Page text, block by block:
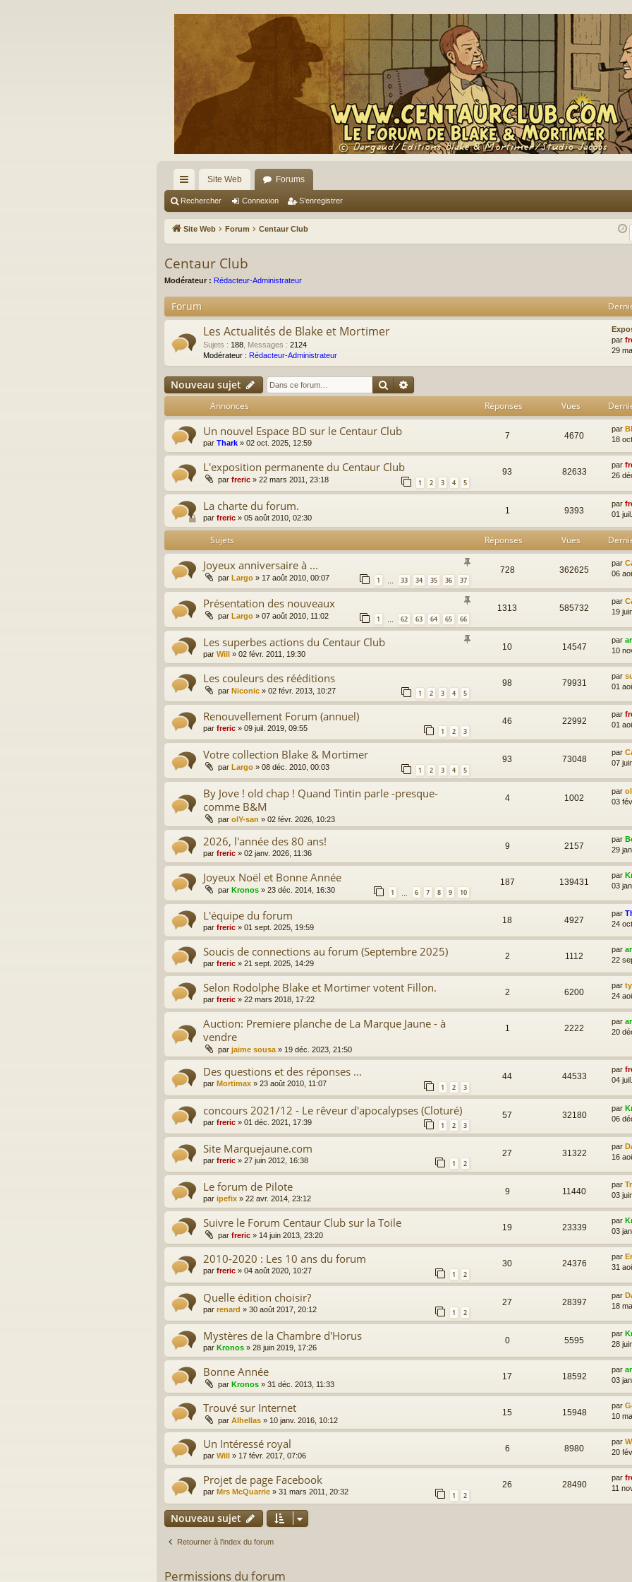
cc
ès
ra
pi
de
Site Web Forums
Rechercher Connexion S’enregistrer
Site Web Forum Centaur Club
Centaur Club
Modérateur : Rédacteur-Administrateur
Forum
Les Actualités de Blake et Mortimer
Sujets : 188, Messages : 2124
Modérateur : Rédacteur-Administrateur
par
29
Nouveau sujet Rechercher
Annonces Réponses Vues
Un nouvel Espace BD sur le Centaur Club
par Thark » 02 oct. 2025, 12:59
7 4670
par
18
L'exposition permanente du Centaur Club
par freric » 22 mars 2011, 23:18 1 2 3 4 5
93 82633
par
26
La charte du forum.
par freric » 05 août 2010, 02:30
1 9393
par
01
Sujets Réponses Vues
Joyeux anniversaire à ...
par Largo » 17 août 2010, 00:07 1 … 33 34 35 36 37
728 362625
par
06
Présentation des nouveaux
par Largo » 07 août 2010, 11:02 1 62 63 64 65 66
1313 585732
par
19
Les superbes actions du Centaur Club
par Will » 02 févr. 2011, 19:30
10 14547
par
10
Les couleurs des rééditions
par Niconic » 02 févr. 2013, 10:27 1 2 3 4 5
98 79931
par
01
Renouvellement Forum (annuel)
par freric » 09 juil. 2019, 09:55 1 2 3
46 22992
par
01
Votre collection Blake & Mortimer
par Largo » 08 déc. 2010, 00:03 1 2 3 4 5
93 73048
par
07
By Jove ! old chap ! Quand Tintin parle -presque-
comme B&M
par olY-san » 02 févr. 2026, 10:23
4 1002
par
03
2026, l'année des 80 ans!
par freric » 02 janv. 2026, 11:36
9 2157
par
29
Joyeux Noël et Bonne Année
par Kronos » 23 déc. 2014, 16:30 1 … 6 7 8 9 10
187 139431
par
03
L'équipe du forum
par freric » 01 sept. 2025, 19:59
18 4927
par
24
Soucis de connections au forum (Septembre 2025)
par freric » 21 sept. 2025, 14:29
2 1112
par
22
Selon Rodolphe Blake et Mortimer votent Fillon.
par freric » 22 mars 2018, 17:22
2 6200
par
24
Auction: Premiere planche de La Marque Jaune - à
vendre
par jaime sousa » 19 déc. 2023, 21:50
1 2222
par
20
Des questions et des réponses ...
par Mortimax » 23 août 2010, 11:07 1 2 3
44 44533
par
04
concours 2021/12 - Le rêveur d'apocalypses (Cloturé)
par freric » 01 déc. 2021, 17:39 1 2 3
57 32180
par
06
Site Marquejaune.com
par freric » 27 juin 2012, 16:38 1 2
27 31322
par
16
Le forum de Pilote
par ipefix » 22 avr. 2014, 23:12
9 11440
par
03
Suivre le Forum Centaur Club sur la Toile
par freric » 14 juin 2013, 23:20
19 23339
par
03
2010-2020 : Les 10 ans du forum
par freric » 04 août 2020, 10:27 1 2
30 24376
par
31
Quelle édition choisir?
par renard » 30 août 2017, 20:12 1 2
27 28397
par
18
Mystères de la Chambre d'Horus
par Kronos » 28 juin 2019, 17:26
0 5595
par
28
Bonne Année
par Kronos » 31 déc. 2013, 11:33
17 18592
par
03
Trouvé sur Internet
par Alhellas » 10 janv. 2016, 10:12
15 15948
par
10
Un Intéressé royal
par Will » 17 févr. 2017, 07:06
6 8980
par
20
Projet de page Facebook
par Mrs McQuarrie » 31 mars 2011, 20:32 1 2
26 28490
par
11
Nouveau sujet
Retourner à l’index du forum
Permissions du forum